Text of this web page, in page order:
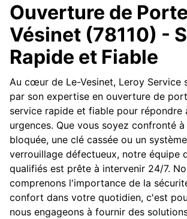
Ouverture de
Vésinet (78110) -
Rapide et Fiable
Au cœur de Le-Vesinet, Leroy Service
par son expertise en ouverture de
service rapide et fiable pour répondre
urgences. Que vous soyez confronté
bloquée, une clé cassée ou un
verrouillage défectueux, notre équipe
qualifiés est prête à intervenir 24/7.
comprenons l'importance de la
confort dans votre quotidien, c'est
nous engageons à fournir des